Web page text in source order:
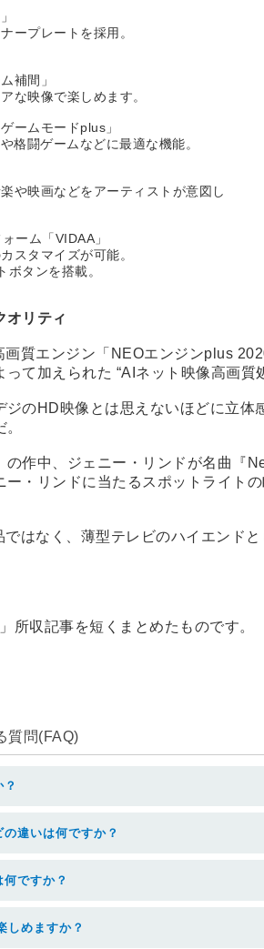
ープレートを採用。
補間」
な映像で楽しめます。
ームモードplus」
格闘ゲームなどに最適な機能。
や映画などをアーティストが意図し
ーム「VIDAA」
スタマイズが可能。
タンを搭載。
オリティ
質エンジン「NEOエンジンplus
て加えられた “AIネット映像高画質
のHD映像とは思えないほどに立
作中、ジェニー・リンドが名曲『
・リンドに当たるスポットライト
はなく、薄型テレビのハイエンド
収記事を短くまとめたものです。
質問(FAQ)
違いは何ですか？
ですか？
しめますか？